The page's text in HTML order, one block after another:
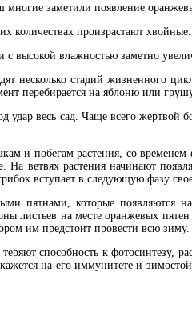
многие заметили появление
количествах произрастают хвойные.
высокой влажностью заметно
несколько стадий жизненного
на яблоню или
весь сад. Чаще всего жертвой
и побегам растения, со
ветвях растения начинают
вступает в следующую фазу
пятнами, которые появляются
листьев на месте оранжевых
им предстоит провести всю
способность к фотосинтезу,
на его иммунитете и